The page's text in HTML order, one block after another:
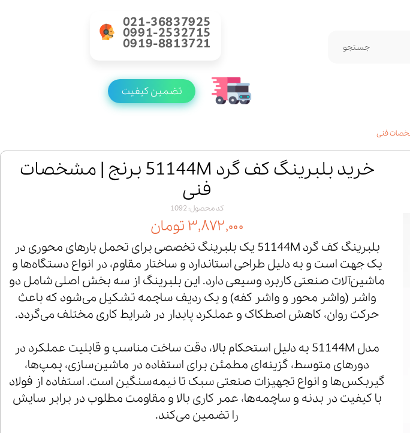
021-36837925
0991-2532715
0919-8813721 جستجو
تضمین کیفیت
خرید بلبرینگ کف گرد 51144M برنج | مشخصات
فنی
کد محصول: 1092
۳,۸۷۲,۰۰۰ تومان
بلبرینگ کف گرد 51144M یک بلبرینگ تخصصی برای تحمل بارهای محوری در
یک جهت است و به دلیل طراحی استاندارد و ساختار مقاوم، در انواع دستگاه‌ها و
ماشین‌آلات صنعتی کاربرد وسیعی دارد. این بلبرینگ از سه بخش اصلی شامل دو
واشر (واشر محور و واشر کفه) و یک ردیف ساچمه تشکیل می‌شود که باعث
حرکت روان، کاهش اصطکاک و عملکرد پایدار در شرایط کاری مختلف می‌گردد.
مدل 51144M به دلیل استحکام بالا، دقت ساخت مناسب و قابلیت عملکرد در
دورهای متوسط، گزینه‌ای مطمئن برای استفاده در ماشین‌سازی، پمپ‌ها،
گیربکس‌ها و انواع تجهیزات صنعتی سبک تا نیمه‌سنگین است. استفاده از فولاد
با کیفیت در بدنه و ساچمه‌ها، عمر کاری بالا و مقاومت مطلوب در برابر سایش
را تضمین می‌کند.